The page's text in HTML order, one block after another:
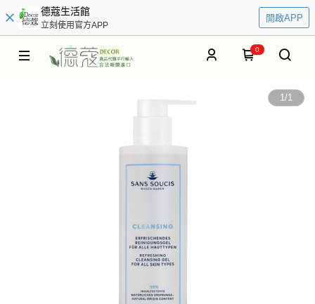
德蔻生活館
立刻使用官方APP
開啟APP
0
1/1